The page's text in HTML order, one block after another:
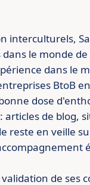
interculturels,
le monde de
dans le
BtoB
dose
de blog,
reste en veille
de ses